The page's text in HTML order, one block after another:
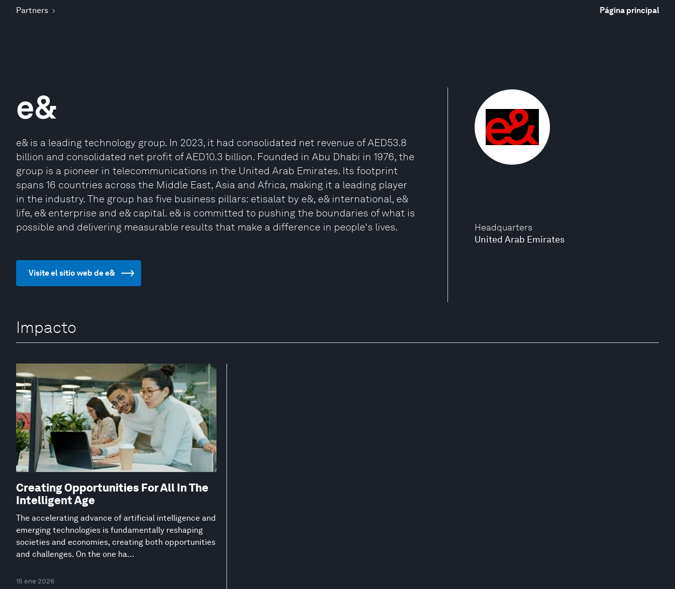
Partners Página principal
Headquarters
United Arab Emirates
e&
e& is a leading technology group. In 2023, it had consolidated net revenue of AED53.8
billion and consolidated net profit of AED10.3 billion. Founded in Abu Dhabi in 1976, the
group is a pioneer in telecommunications in the United Arab Emirates. Its footprint
spans 16 countries across the Middle East, Asia and Africa, making it a leading player
in the industry. The group has five business pillars: etisalat by e&, e& international, e&
life, e& enterprise and e& capital. e& is committed to pushing the boundaries of what is
possible and delivering measurable results that make a difference in people's lives.
Visite el sitio web de e&
Impacto
Creating Opportunities For All In The
Intelligent Age
The accelerating advance of artificial intelligence and
emerging technologies is fundamentally reshaping
societies and economies, creating both opportunities
and challenges. On the one ha...
15 ene 2026